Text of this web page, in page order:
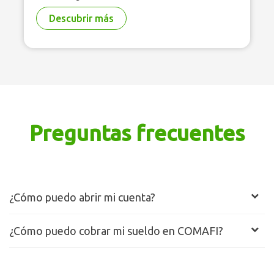
Descubrir más
Preguntas frecuentes
¿Cómo puedo abrir mi cuenta?
¿Cómo puedo cobrar mi sueldo en COMAFI?